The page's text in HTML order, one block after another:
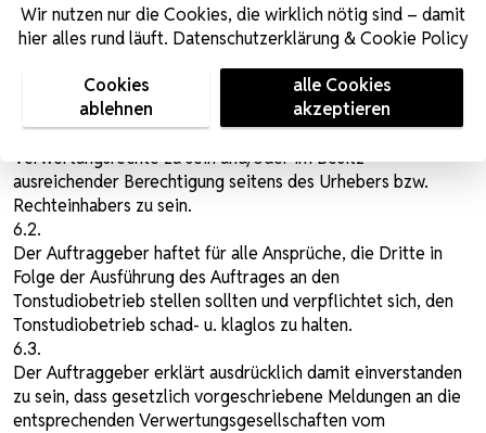
Berechtigungen für die von ihm erteilten Aufträge im Bezug
auf Herstellung, Bearbeitung und Vervielfältigung von
insbesondere gewerblicher Art, verfügt. Weiters erklärt der
Auftraggeber, Verfügungsberechtigter bzw. Lizenznehmer
über die erforderlichen Urheber bzw. urheberrechtlichen
Verwertungsrechte zu sein und/oder im Besitz
ausreichender Berechtigung seitens des Urhebers bzw.
Rechteinhabers zu sein.
6.2.
Der Auftraggeber haftet für alle Ansprüche, die Dritte in
Folge der Ausführung des Auftrages an den
Tonstudiobetrieb stellen sollten und verpflichtet sich, den
Tonstudiobetrieb schad- u. klaglos zu halten.
6.3.
Der Auftraggeber erklärt ausdrücklich damit einverstanden
zu sein, dass gesetzlich vorgeschriebene Meldungen an die
entsprechenden Verwertungsgesellschaften vom
Wir nutzen nur die Cookies, die wirklich nötig sind – damit
hier alles rund läuft. Datenschutzerklärung & Cookie Policy
Cookies
ablehnen
alle Cookies
akzeptieren